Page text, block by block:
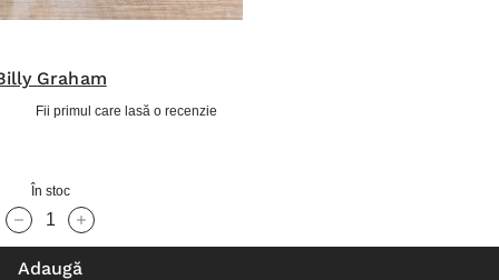
Graham
Fii primul care lasă o recenzie
În stoc
Cantitate scăzută:
Cantitate Crescută:
Adaugă